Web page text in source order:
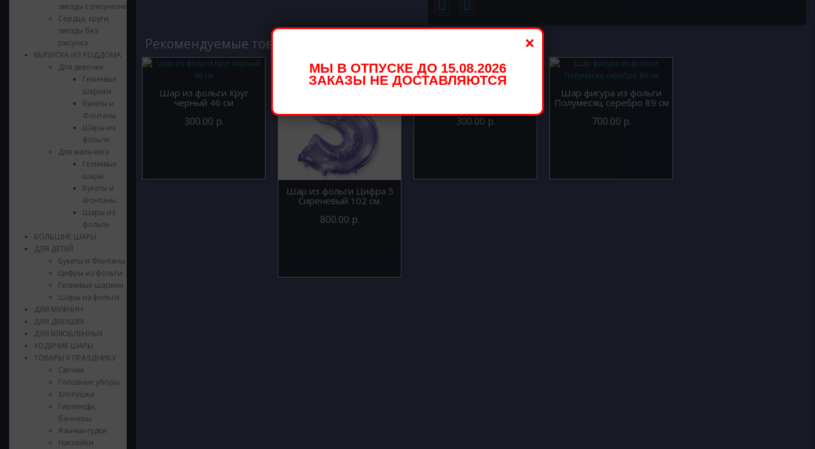
звезды с рисунком
Сердца, круги,
звезды без
рисунка
ВЫПИСКА ИЗ РОДДОМА
Для девочки
Гелиевые
шарики
Букеты и
Фонтаны
Шары из
фольги
Для мальчика
Гелиевые
шары
Букеты и
Фонтаны
Шары из
фольги
БОЛЬШИЕ ШАРЫ
ДЛЯ ДЕТЕЙ
Букеты и Фонтаны
Цифры из фольги
Гелиевые шарики
Шары из фольги
ДЛЯ МУЖЧИН
ДЛЯ ДЕВУШЕК
ДЛЯ ВЛЮБЛЕННЫХ
ХОДЯЧИЕ ШАРЫ
ТОВАРЫ К ПРАЗДНИКУ
Свечки
Головные уборы
Хлопушки
Гирлянды,
баннеры
Язычки-гудки
Наклейки
Рекомендуемые товары
Шар из фольги Круг
черный 46 см
300.00 р.
Шар из фольги Цифра 5
Сиреневый 102 см.
800.00 р.
300.00 р.
Шар фигура из фольги
Полумесяц серебро 89 см
700.00 р.
×
МЫ В ОТПУСКЕ ДО 15.08.2026
ЗАКАЗЫ НЕ ДОСТАВЛЯЮТСЯ